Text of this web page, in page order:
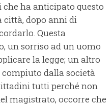
ha anticipato questo
città, dopo anni di
Questa
un sorriso ad un uomo
la legge; un altro
compiuto dalla società
tutti perché non
magistrato, occorre che